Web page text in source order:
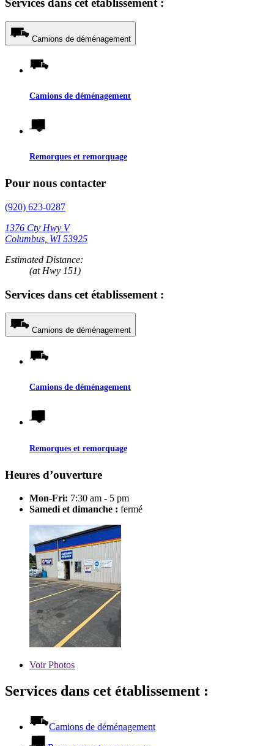
Services dans cet établissement :
Camions de déménagement
Camions de déménagement
Remorques et remorquage
Pour nous contacter
(920) 623-0287
1376 Cty Hwy V
Columbus, WI 53925
Estimated Distance:
(at Hwy 151)
Services dans cet établissement :
Camions de déménagement
Camions de déménagement
Remorques et remorquage
Heures d’ouverture
Mon-Fri: 7:30 am - 5 pm
Samedi et dimanche : fermé
VoirPhotos
Services dans cet établissement :
Camions de déménagement